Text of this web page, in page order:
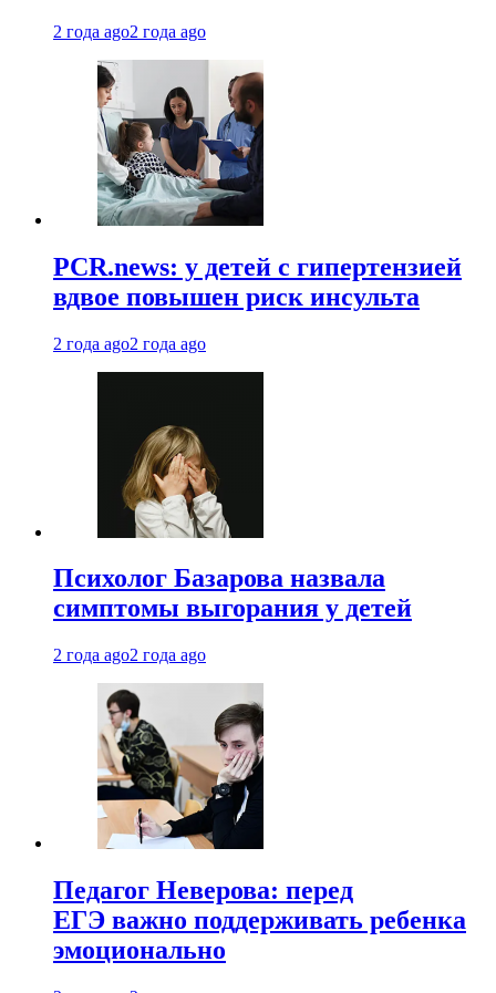
2 года ago2 года ago
PCR.news: у детей с гипертензией
вдвое повышен риск инсульта
2 года ago2 года ago
Психолог Базарова назвала
симптомы выгорания у детей
2 года ago2 года ago
Педагог Неверова: перед
ЕГЭ важно поддерживать ребенка
эмоционально